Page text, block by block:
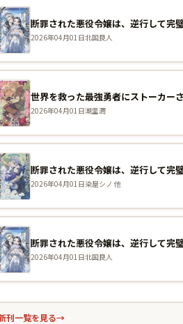
2026年04月01日北国良人
世界を救った最強勇者にストーカー
2026年04月01日潮里潤
2026年04月01日染屋シノ 他
2026年04月01日北国良人
刊一覧を見る→